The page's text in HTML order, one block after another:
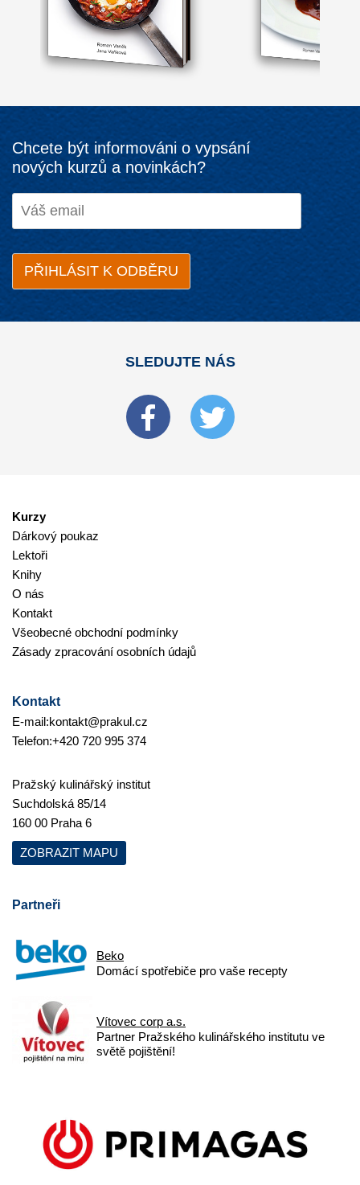
Chcete být informováni o vypsání
nových kurzů a novinkách?
SLEDUJTE NÁS
Kurzy
Dárkový poukaz
Lektoři
Knihy
O nás
Kontakt
Všeobecné obchodní podmínky
Zásady zpracování osobních údajů
Kontakt
E-mail:kontakt@prakul.cz
Telefon:+420 720 995 374
Pražský kulinářský institut
Suchdolská 85/14
160 00 Praha 6
ZOBRAZIT MAPU
Partneři
Beko
Domácí spotřebiče pro vaše recepty
Vítovec corp a.s.
Partner Pražského kulinářského institutu ve
světě pojištění!